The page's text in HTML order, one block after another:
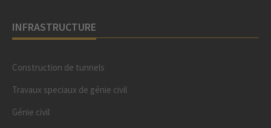
INFRASTRUCTURE
Construction de tunnels
Travaux speciaux de génie civil
Génie civil